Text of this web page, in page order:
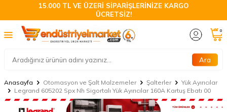
15.000 TL VE ÜZERİ SİPARİŞLERİNİZE KARGO
ÜCRETSİZ!
Ara
0
Anasayfa Otomasyon ve Şalt Malzemeler Şalterler
Yük Ayırıcılar
Legrand 605202 Spx Nh Sigortalı Yük Ayırıcılar 160A Kartuş Ebatı 00